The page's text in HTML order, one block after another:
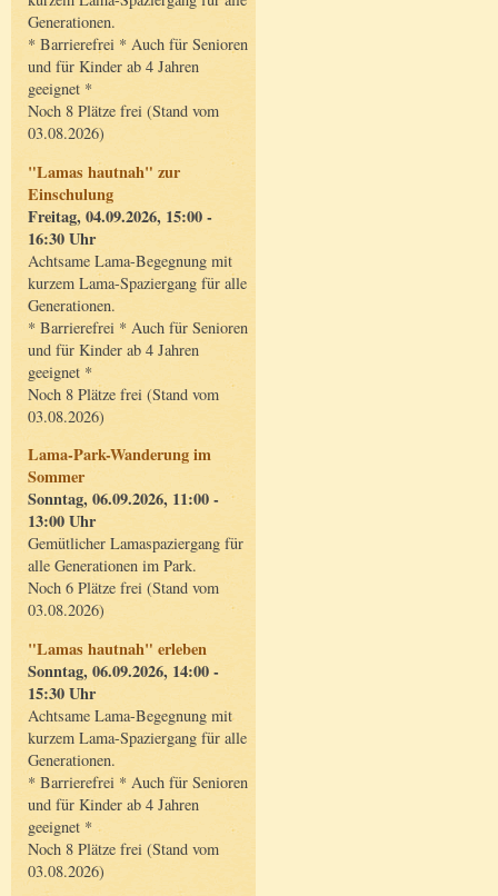
Generationen.
* Barrierefrei * Auch für Senioren
und für Kinder ab 4 Jahren
geeignet *
Noch 8 Plätze frei (Stand vom
03.08.2026)
"Lamas hautnah" zur
Einschulung
Freitag, 04.09.2026, 15:00 -
16:30 Uhr
Achtsame Lama-Begegnung mit
kurzem Lama-Spaziergang für alle
Generationen.
* Barrierefrei * Auch für Senioren
und für Kinder ab 4 Jahren
geeignet *
Noch 8 Plätze frei (Stand vom
03.08.2026)
Lama-Park-Wanderung im
Sommer
Sonntag, 06.09.2026, 11:00 -
13:00 Uhr
Gemütlicher Lamaspaziergang für
alle Generationen im Park.
Noch 6 Plätze frei (Stand vom
03.08.2026)
"Lamas hautnah" erleben
Sonntag, 06.09.2026, 14:00 -
15:30 Uhr
Achtsame Lama-Begegnung mit
kurzem Lama-Spaziergang für alle
Generationen.
* Barrierefrei * Auch für Senioren
und für Kinder ab 4 Jahren
geeignet *
Noch 8 Plätze frei (Stand vom
03.08.2026)